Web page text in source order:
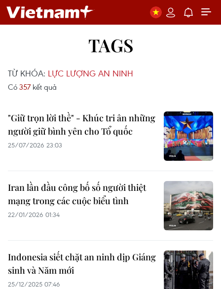
TAGS
TỪ KHÓA: LỰC LƯỢNG AN NINH
Có 357 kết quả
"Giữ trọn lời thề" - Khúc tri ân những
người giữ bình yên cho Tổ quốc
25/07/2026 23:03
Iran lần đầu công bố số người thiệt
mạng trong các cuộc biểu tình
22/01/2026 01:34
Indonesia siết chặt an ninh dịp Giáng
sinh và Năm mới
25/12/2025 07:46